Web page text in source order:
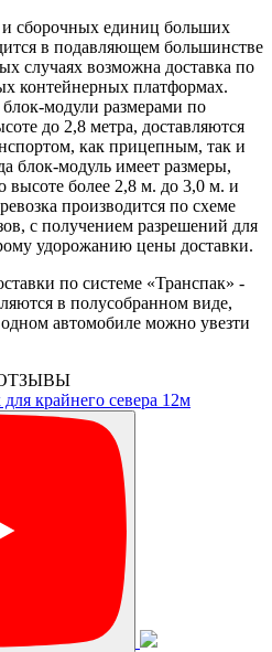
и сборочных единиц больших
в подавляющем большинстве
случаях возможна доставка по
контейнерных платформах.
модули размерами по
до 2,8 метра, доставляются
как прицепным, так и
блок-модуль имеет размеры,
высоте более 2,8 м. до 3,0 м. и
производится по схеме
с получением разрешений для
удорожанию цены доставки.
по системе «Транспак» -
в полусобранном виде,
автомобиле можно увезти
крайнего севера 12м